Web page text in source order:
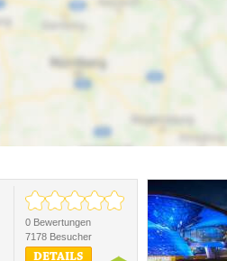
0 Bewertungen
7178 Besucher
DETAILS